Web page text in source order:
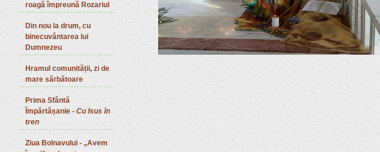
roagă împreună Rozariul
Din nou la drum, cu
binecuvântarea lui
Dumnezeu
Hramul comunității, zi de
mare sărbătoare
Prima Sfântă
Împărtășanie -Cu Isus în
tren
Ziua Bolnavului - „Avem